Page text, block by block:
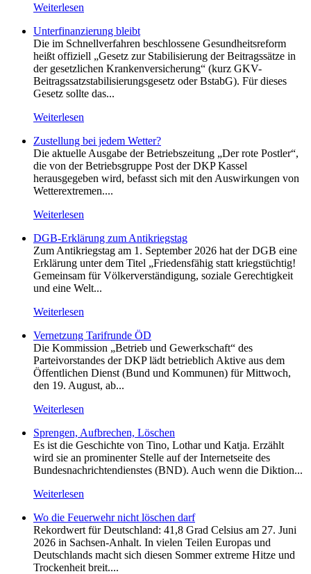
Weiterlesen
Unterfinanzierung bleibt
Die im Schnellverfahren beschlossene Gesundheitsreform
heißt offiziell „Gesetz zur Stabilisierung der Beitragssätze in
der gesetzlichen Krankenversicherung“ (kurz GKV-
Beitragssatzstabilisierungsgesetz oder BstabG). Für dieses
Gesetz sollte das...
Weiterlesen
Zustellung bei jedem Wetter?
Die aktuelle Ausgabe der Betriebszeitung „Der rote Postler“,
die von der Betriebsgruppe Post der DKP Kassel
herausgegeben wird, befasst sich mit den Auswirkungen von
Wetterextremen....
Weiterlesen
DGB-Erklärung zum Antikriegstag
Zum Antikriegstag am 1. September 2026 hat der DGB eine
Erklärung unter dem Titel „Friedensfähig statt kriegstüchtig!
Gemeinsam für Völkerverständigung, soziale Gerechtigkeit
und eine Welt...
Weiterlesen
Vernetzung Tarifrunde ÖD
Die Kommission „Betrieb und Gewerkschaft“ des
Parteivorstandes der DKP lädt betrieblich Aktive aus dem
Öffentlichen Dienst (Bund und Kommunen) für Mittwoch,
den 19. August, ab...
Weiterlesen
Sprengen, Aufbrechen, Löschen
Es ist die Geschichte von Tino, Lothar und Katja. Erzählt
wird sie an prominenter Stelle auf der Internetseite des
Bundesnachrichtendienstes (BND). Auch wenn die Diktion...
Weiterlesen
Wo die Feuerwehr nicht löschen darf
Rekordwert für Deutschland: 41,8 Grad Celsius am 27. Juni
2026 in Sachsen-Anhalt. In vielen Teilen Europas und
Deutschlands macht sich diesen Sommer extreme Hitze und
Trockenheit breit....